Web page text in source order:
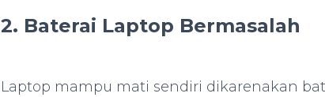
2. Baterai Laptop Bermasalah
Laptop mampu mati sendiri dikarenakan